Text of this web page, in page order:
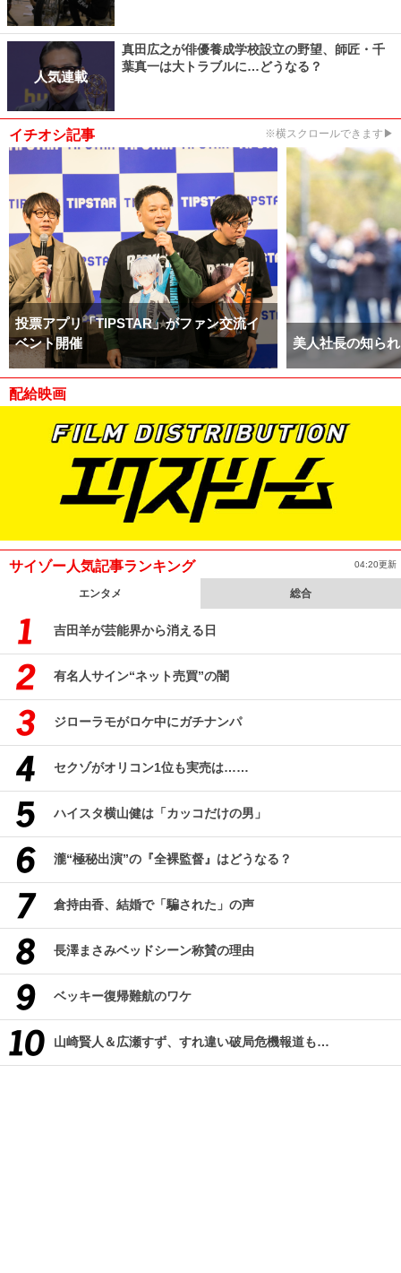
人気連載
真田広之が俳優養成学校設立の野望、師匠・千
葉真一は大トラブルに…どうなる？
イチオシ記事 ※横スクロールできます▶
投票アプリ「TIPSTAR」がファン交流イ
ベント開催
美人社長の知ら
配給映画
サイゾー人気記事ランキング 04:20更新
エンタメ 総合
吉田羊が芸能界から消える日
有名人サイン“ネット売買”の闇
ジローラモがロケ中にガチナンパ
セクゾがオリコン1位も実売は……
ハイスタ横山健は「カッコだけの男」
瀧“極秘出演”の『全裸監督』はどうなる？
倉持由香、結婚で「騙された」の声
長澤まさみベッドシーン称賛の理由
ベッキー復帰難航のワケ
山崎賢人＆広瀬すず、すれ違い破局危機報道も…